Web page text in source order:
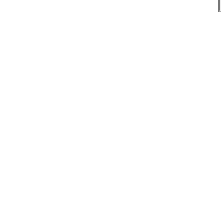
nach: